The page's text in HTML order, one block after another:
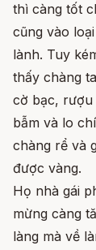
thì càng tốt
cũng vào
lành. Tuy
thấy chàng
cờ bạc, rượu
bẫm và lo
chàng rể và
được vàng.
Họ nhà gái
mừng càng
làng mà về